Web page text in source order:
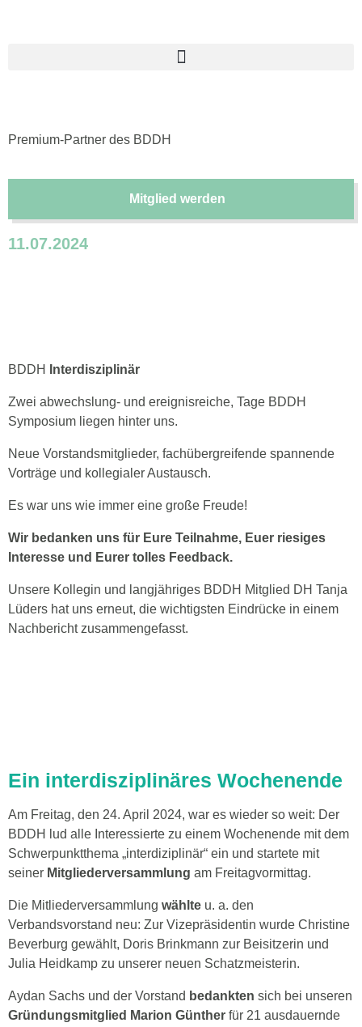
Premium-Partner des BDDH
Mitglied werden
11.07.2024
BDDH Interdisziplinär
Zwei abwechslung- und ereignisreiche, Tage BDDH
Symposium liegen hinter uns.
Neue Vorstandsmitglieder, fachübergreifende spannende
Vorträge und kollegialer Austausch.
Es war uns wie immer eine große Freude!
Wir bedanken uns für Eure Teilnahme, Euer riesiges
Interesse und Eurer tolles Feedback.
Unsere Kollegin und langjähriges BDDH Mitglied DH Tanja
Lüders hat uns erneut, die wichtigsten Eindrücke in einem
Nachbericht zusammengefasst.
Ein interdisziplinäres Wochenende
Am Freitag, den 24. April 2024, war es wieder so weit: Der
BDDH lud alle Interessierte zu einem Wochenende mit dem
Schwerpunktthema „interdiziplinär“ ein und startete mit
seiner Mitgliederversammlung am Freitagvormittag.
Die Mitliederversammlung wählte u. a. den
Verbandsvorstand neu: Zur Vizepräsidentin wurde Christine
Beverburg gewählt, Doris Brinkmann zur Beisitzerin und
Julia Heidkamp zu unserer neuen Schatzmeisterin.
Aydan Sachs und der Vorstand bedankten sich bei unseren
Gründungsmitglied Marion Günther für 21 ausdauernde